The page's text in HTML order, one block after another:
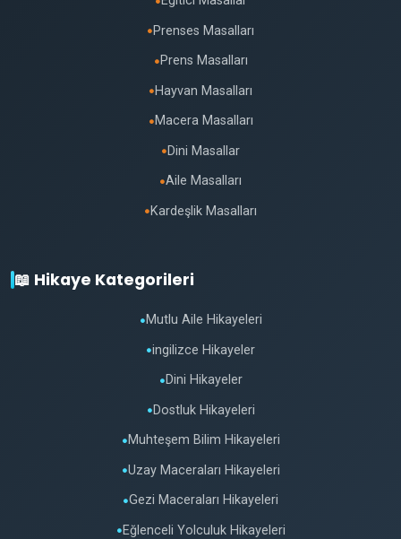
● Prenses Masalları
● Prens Masalları
● Hayvan Masalları
● Macera Masalları
● Dini Masallar
●Aile Masalları
● Kardeşlik Masalları
📖 Hikaye Kategorileri
● Mutlu Aile Hikayeleri
●ingilizce Hikayeler
● Dini Hikayeler
● Dostluk Hikayeleri
● Muhteşem Bilim Hikayeleri
●Uzay Maceraları Hikayeleri
●Gezi Maceraları Hikayeleri
● Eğlenceli Yolculuk Hikayeleri